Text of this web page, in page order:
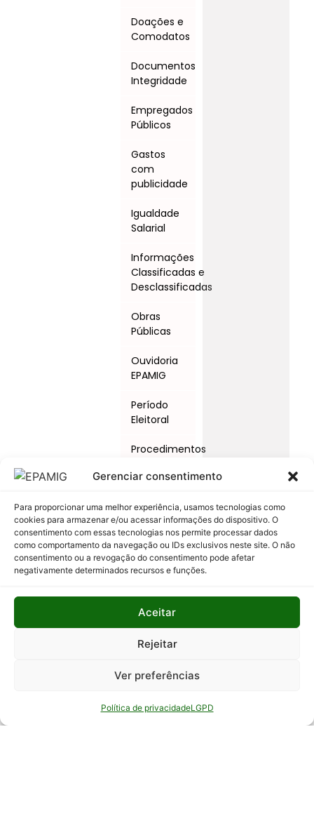
Gerenciar consentimento
Para proporcionar uma melhor experiência, usamos tecnologias como
cookies para armazenar e/ou acessar informações do dispositivo. O
consentimento com essas tecnologias nos permite processar dados
como comportamento da navegação ou IDs exclusivos neste site. O não
consentimento ou a revogação do consentimento pode afetar
negativamente determinados recursos e funções.
Aceitar
Rejeitar
Ver preferências
Política de privacidadeLGPD
Doações e
Comodatos
Documentos
Integridade
Empregados
Públicos
Gastos
com
publicidade
Igualdade
Salarial
Informações
Classificadas e
Desclassificadas
Obras
Públicas
Ouvidoria
EPAMIG
Período
Eleitoral
Procedimentos
e Ações
Relatório
Anual de
Atividades
Auditoria
Interna
Relatório
Serviço de
ao Cidadão